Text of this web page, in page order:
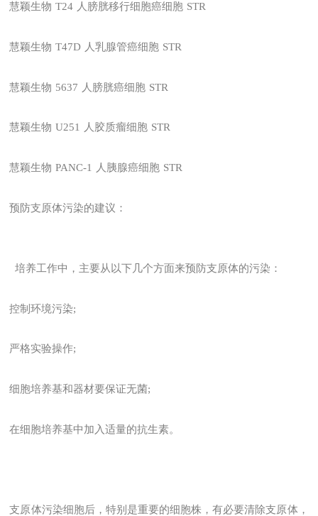
慧颖生物 T24 人膀胱移行细胞癌细胞 STR
慧颖生物 T47D 人乳腺管癌细胞 STR
慧颖生物 5637 人膀胱癌细胞 STR
慧颖生物 U251 人胶质瘤细胞 STR
慧颖生物 PANC-1 人胰腺癌细胞 STR
预防支原体污染的建议：
培养工作中，主要从以下几个方面来预防支原体的污染：
控制环境污染;
严格实验操作;
细胞培养基和器材要保证无菌;
在细胞培养基中加入适量的抗生素。
支原体污染细胞后，特别是重要的细胞株，有必要清除支原体，